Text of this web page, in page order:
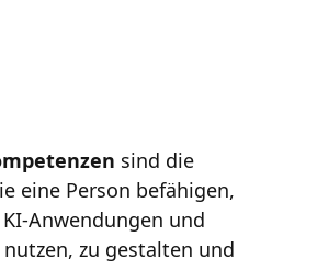
sind die
eine Person befähigen,
Anwendungen und
zu gestalten und